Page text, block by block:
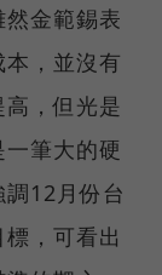
金範錫表
，並沒有
，但光是
筆大的硬
12月份台
，可看出